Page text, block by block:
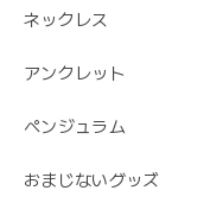
ネックレス
アンクレット
ペンジュラム
おまじないグッズ